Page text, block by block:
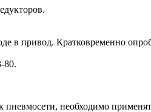
в привод. Кратковременно
80.
пневмосети, необходимо